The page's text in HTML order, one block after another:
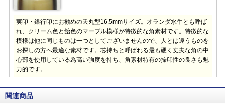
実印・銀行印にお勧めの天丸型16.5mmサイズ。オランダ水牛とも呼ば
れ、クリーム色と飴色のマーブル模様が特徴的な角素材です。特徴的な
模様は他に同じものは一つとしてございませんので、人とは違うものを
お探しの方へ最適な素材です。芯持ちと呼ばれる最も硬く丈夫な角の中
心部を使用している為高い強度を持ち、角素材特有の捺印性の良さも魅
力的です。
関連商品